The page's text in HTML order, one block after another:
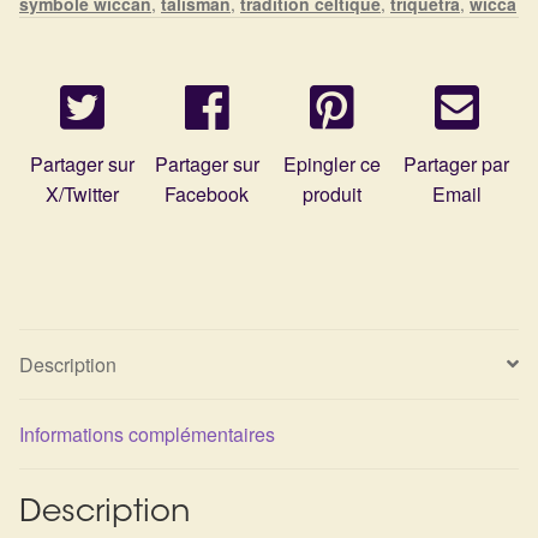
Détails du compte
Partager sur
X/Twitter
Partager sur
Facebook
Epingler ce
produit
Partager par
Email
Description
Informations complémentaires
Description